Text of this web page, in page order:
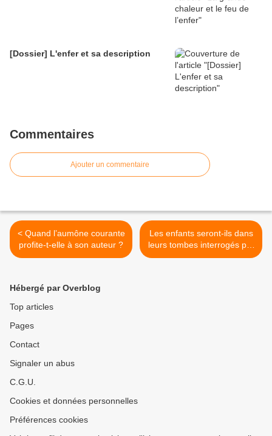
[Dossier] L'enfer et sa description
Commentaires
Ajouter un commentaire
< Quand l’aumône courante
profite-t-elle à son auteur ?
Les enfants seront-ils dans
leurs tombes interrogés par
Mounkar et Nakîr ? >
Hébergé par Overblog
Top articles
Pages
Contact
Signaler un abus
C.G.U.
Cookies et données personnelles
Préférences cookies